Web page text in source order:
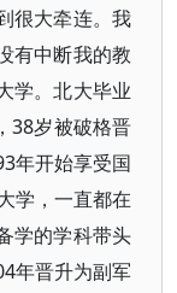
很大牵连。我
有中断我的教
学。北大毕业
38岁被破格晋
年开始享受国
学，一直都在
学的学科带头
年晋升为副军